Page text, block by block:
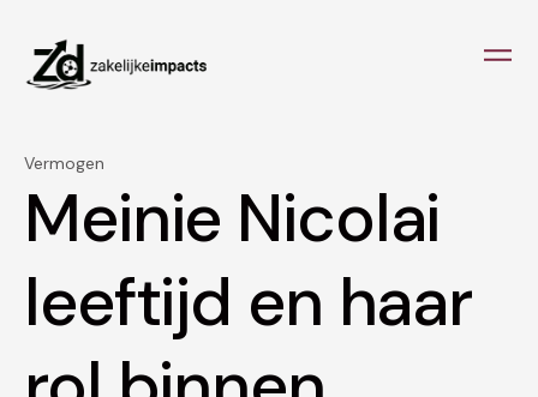
Vermogen
Meinie Nicolai
leeftijd en haar